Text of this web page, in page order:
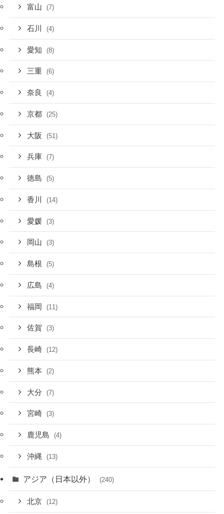
富山 (7)
石川 (4)
愛知 (8)
三重 (6)
奈良 (4)
京都 (25)
大阪 (51)
兵庫 (7)
徳島 (5)
香川 (14)
愛媛 (3)
岡山 (3)
島根 (5)
広島 (4)
福岡 (11)
佐賀 (3)
長崎 (12)
熊本 (2)
大分 (7)
宮崎 (3)
鹿児島 (4)
沖縄 (13)
アジア（日本以外） (240)
北京 (12)